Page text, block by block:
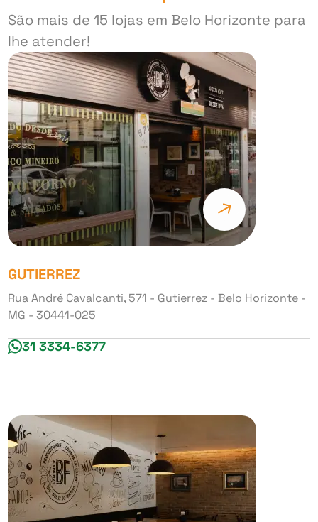
São mais de 15 lojas em Belo Horizonte para
lhe atender!
GUTIERREZ
Rua André Cavalcanti, 571 - Gutierrez - Belo Horizonte -
MG - 30441-025
31 3334-6377